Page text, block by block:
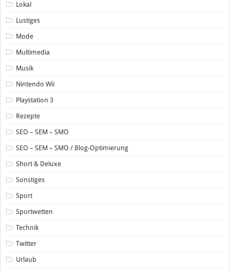
Lokal
Lustiges
Mode
Multimedia
Musik
Nintendo Wii
Playstation 3
Rezepte
SEO – SEM – SMO
SEO – SEM – SMO / Blog-Optimierung
Short & Deluxe
Sonstiges
Sport
Sportwetten
Technik
Twitter
Urlaub